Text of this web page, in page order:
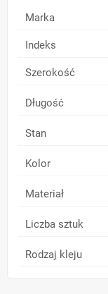
Marka
Indeks
Szerokość
Długość
Stan
Kolor
Materiał
Liczba sztuk
Rodzaj kleju